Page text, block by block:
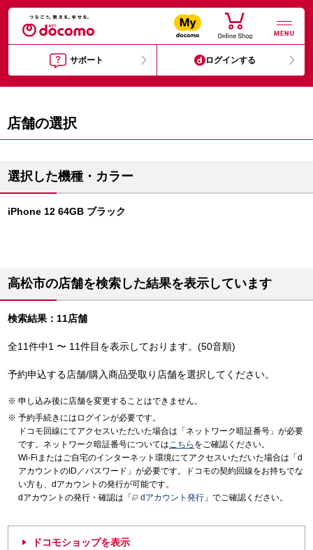
MENU
サポート ログインする
店舗の選択
選択した機種・カラー
iPhone 12 64GB ブラック
高松市の店舗を検索した結果を表示しています
検索結果：11店舗
全11件中1 〜 11件目を表示しております。(50音順)
予約申込する店舗/購入商品受取り店舗を選択してください。
申し込み後に店舗を変更することはできません。
予約手続きにはログインが必要です。
ドコモ回線にてアクセスいただいた場合は「ネットワーク暗証番号」が必要
です。ネットワーク暗証番号についてはこちら をご確認ください。
Wi-Fiまたはご自宅のインターネット環境にてアクセスいただいた場合は「d
アカウントのID／パスワード」が必要です。ドコモの契約回線をお持ちでな
い方も、dアカウントの発行が可能です。
dアカウントの発行・確認は「
dアカウント発行 」でご確認ください。
ドコモショップを表示